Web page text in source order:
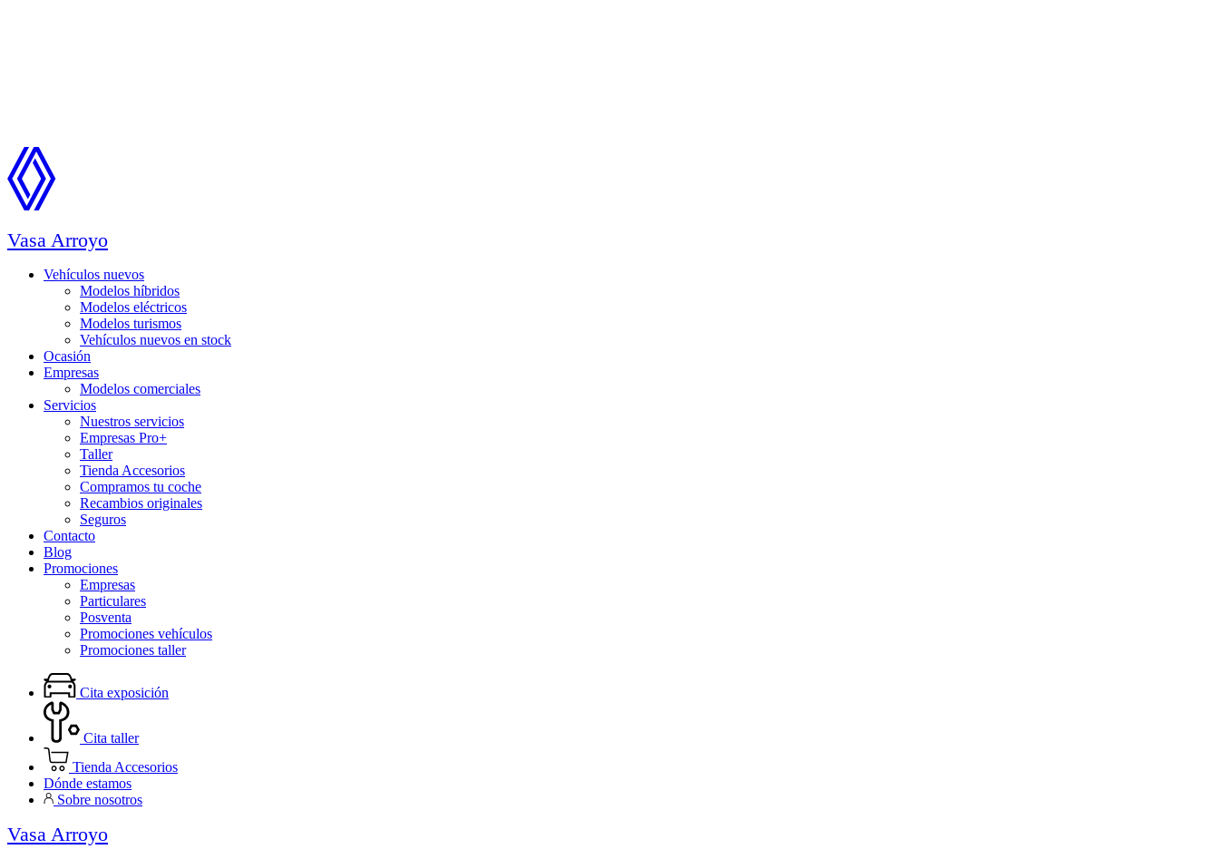
Vasa Arroyo
Vehículos nuevos
Modelos híbridos
Modelos eléctricos
Modelos turismos
Vehículos nuevos en stock
Ocasión
Empresas
Modelos comerciales
Servicios
Nuestros servicios
Empresas Pro+
Taller
Tienda Accesorios
Compramos tu coche
Recambios originales
Seguros
Contacto
Blog
Promociones
Empresas
Particulares
Posventa
Promociones vehículos
Promociones taller
Cita exposición
Cita taller
Tienda Accesorios
Dónde estamos
Sobre nosotros
Vasa Arroyo